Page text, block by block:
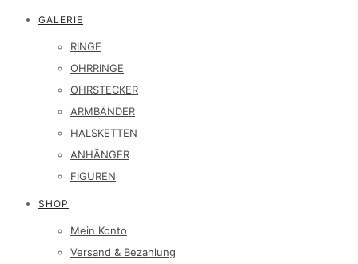
GALERIE
RINGE
OHRRINGE
OHRSTECKER
ARMBÄNDER
HALSKETTEN
ANHÄNGER
FIGUREN
SHOP
Mein Konto
Versand & Bezahlung